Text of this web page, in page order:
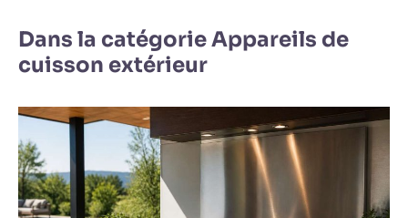
Dans la catégorie Appareils de
cuisson extérieur